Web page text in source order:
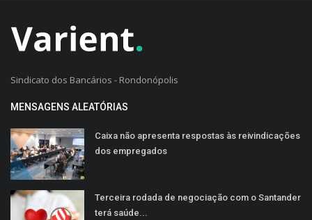
Sindicato dos Bancários - Rondonópolis
MENSAGENS ALEATÓRIAS
Caixa não apresenta respostas às reivindicações
dos empregados
Terceira rodada de negociação com o Santander
terá saúde...